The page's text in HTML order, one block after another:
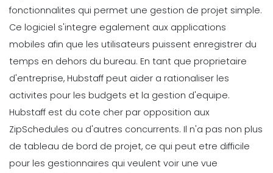
fonctionnalites qui permet une gestion de projet simple.
Ce logiciel s'integre egalement aux applications
mobiles afin que les utilisateurs puissent enregistrer du
temps en dehors du bureau. En tant que proprietaire
d'entreprise, Hubstaff peut aider a rationaliser les
activites pour les budgets et la gestion d'equipe.
Hubstaff est du cote cher par opposition aux
ZipSchedules ou d'autres concurrents. Il n'a pas non plus
de tableau de bord de projet, ce qui peut etre difficile
pour les gestionnaires qui veulent voir une vue